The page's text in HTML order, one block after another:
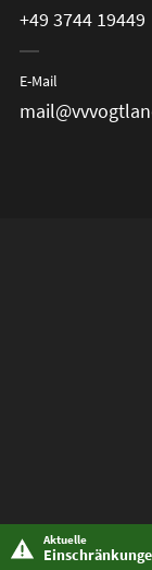
Aktuelle
+49 3744 19449
E-Mail